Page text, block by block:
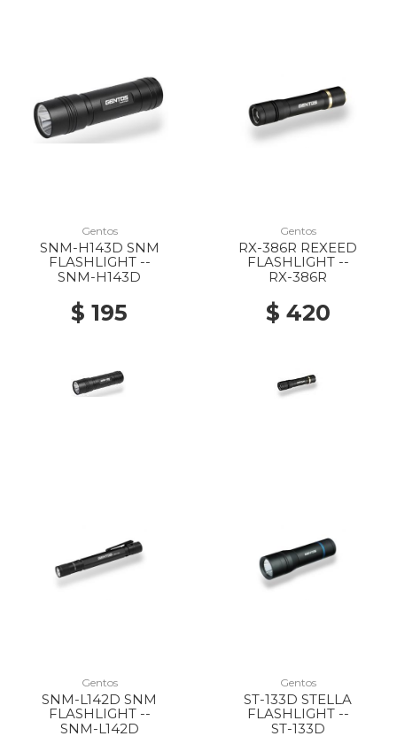
Gentos
SNM-H143D SNM
FLASHLIGHT --
SNM-H143D
$ 195
Gentos
RX-386R REXEED
FLASHLIGHT --
RX-386R
$ 420
Gentos
SNM-L142D SNM
FLASHLIGHT --
SNM-L142D
Gentos
ST-133D STELLA
FLASHLIGHT --
ST-133D